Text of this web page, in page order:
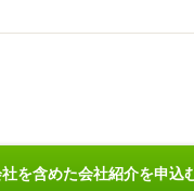
を含めた会社紹介を申込